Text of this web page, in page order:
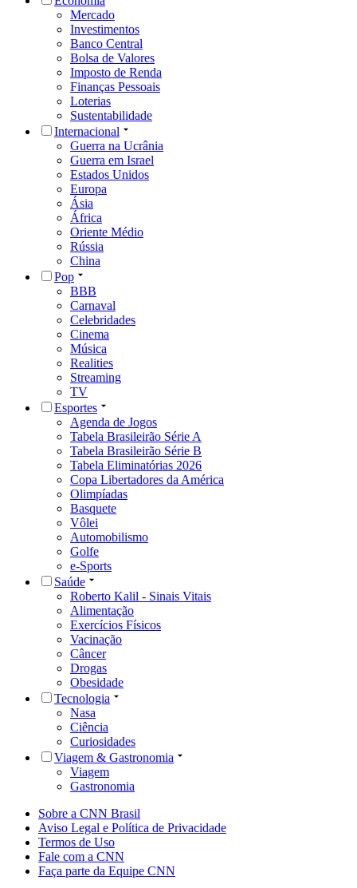
Mercado
Investimentos
Banco Central
Bolsa de Valores
Imposto de Renda
Finanças Pessoais
Loterias
Sustentabilidade
Internacional
Guerra na Ucrânia
Guerra em Israel
Estados Unidos
Europa
Ásia
África
Oriente Médio
Rússia
China
Pop
BBB
Carnaval
Celebridades
Cinema
Música
Realities
Streaming
TV
Esportes
Agenda de Jogos
Tabela Brasileirão Série A
Tabela Brasileirão Série B
Tabela Eliminatórias 2026
Copa Libertadores da América
Olimpíadas
Basquete
Vôlei
Automobilismo
Golfe
e-Sports
Saúde
Roberto Kalil - Sinais Vitais
Alimentação
Exercícios Físicos
Vacinação
Câncer
Drogas
Obesidade
Tecnologia
Nasa
Ciência
Curiosidades
Viagem & Gastronomia
Viagem
Gastronomia
Sobre a CNN Brasil
Aviso Legal e Política de Privacidade
Termos de Uso
Fale com a CNN
Faça parte da Equipe CNN